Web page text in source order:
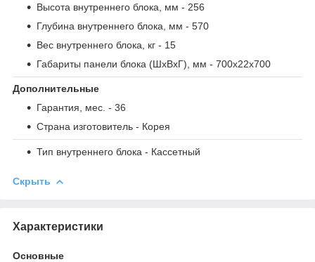
Высота внутреннего блока, мм - 256
Глубина внутреннего блока, мм - 570
Вес внутреннего блока, кг - 15
Габариты панели блока (ШxВxГ), мм - 700x22x700
Дополнительные
Гарантия, мес. - 36
Страна изготовитель - Корея
Тип внутреннего блока - Кассетный
Скрыть
Характеристики
Основные